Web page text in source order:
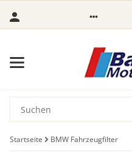
Startseite BMW Fahrzeugfilter